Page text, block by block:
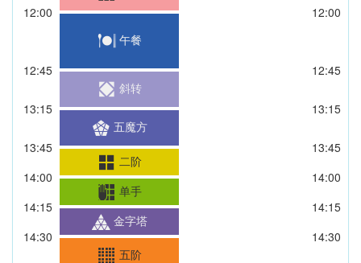
12:00
午餐
12:00
12:45
斜转
12:45
13:15
五魔方
13:15
13:45
二阶
13:45
14:00
单手
14:00
14:15
金字塔
14:15
14:30
五阶
14:30